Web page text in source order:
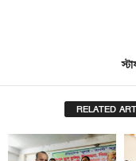
RELATED